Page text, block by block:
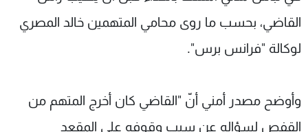
القاضي، بحسب ما روى محامي المتهمين خالد المصري
لوكالة "فرانس برس".
وأوضح مصدر أمني أنّ "القاضي كان أخرج المتهم من
القفص لسؤاله عن سبب وقوفه على المقعد